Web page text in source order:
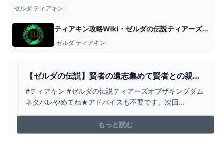
ゼルダ ティアキン
ティアキン攻略Wiki・ゼルダの伝説ティアーズオブザキングダム ゲーム攻略サイト AlGest
ゼルダ ティアキン
【ゼルダの伝説】賢者の遺志集めて賢者との親密
度深めてみっか！【ティアキン】 - YOUTUBE
#ティアキン #ゼルダの伝説ティアーズオブザキングダム
ネタバレやめてね★アドバイスも不要です。次回
→https://youtube.com/live/a68cI53o-ogツイッターもや
っているのでよかったらフォローしてください...
もっと読む